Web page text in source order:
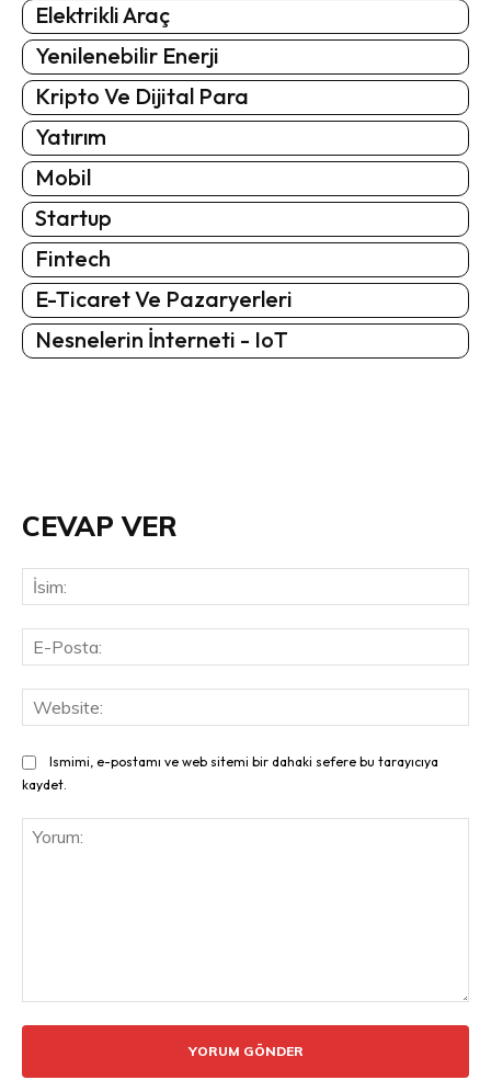
Elektrikli Araç
Yenilenebilir Enerji
Kripto Ve Dijital Para
Yatırım
Mobil
Startup
Fintech
E-Ticaret Ve Pazaryerleri
Nesnelerin İnterneti - IoT
CEVAP VER
Ismimi, e-postamı ve web sitemi bir dahaki sefere bu tarayıcıya
kaydet.